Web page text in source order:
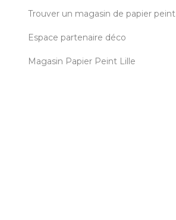
Trouver un magasin de papier peint
Espace partenaire déco
Magasin Papier Peint Lille